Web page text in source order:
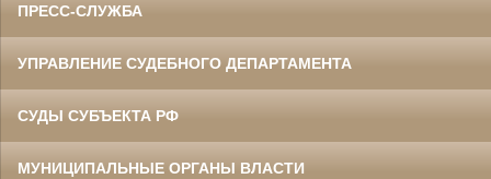
ПРЕСС-СЛУЖБА
УПРАВЛЕНИЕ СУДЕБНОГО ДЕПАРТАМЕНТА
СУДЫ СУБЪЕКТА РФ
МУНИЦИПАЛЬНЫЕ ОРГАНЫ ВЛАСТИ